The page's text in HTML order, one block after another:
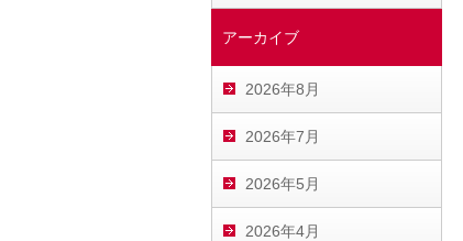
アーカイブ
2026年8月
2026年7月
2026年5月
2026年4月